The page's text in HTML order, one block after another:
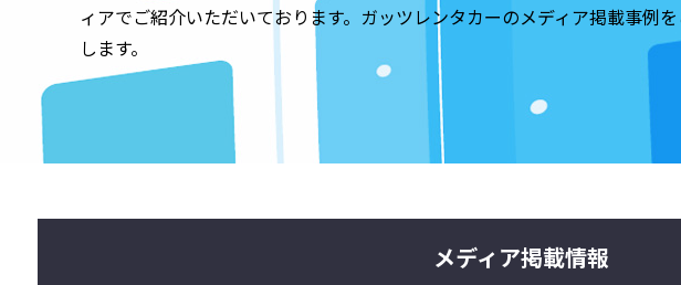
ィアでご紹介いただいております。ガッツレンタカーのメディア掲載事例
します。
メディア掲載情報